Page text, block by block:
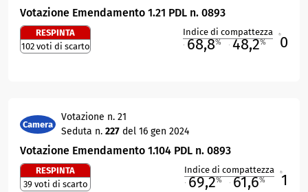
Votazione Emendamento 1.21 PDL n. 0893
RESPINTA
102 voti di scarto
Indice di compattezza
68,8% 48,2% 0
Camera
Votazione n. 21
Seduta n. 227 del 16 gen 2024
Votazione Emendamento 1.104 PDL n. 0893
RESPINTA
39 voti di scarto
Indice di compattezza
69,2% 61,6% 1